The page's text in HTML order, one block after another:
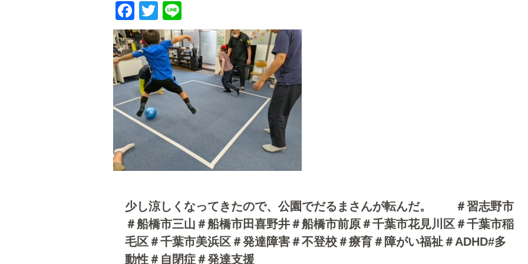
Facebook
Twitter
少し涼しくなってきたので、公園でだるまさんが転んだ。 ＃習志野市
＃船橋市三山＃船橋市田喜野井＃船橋市前原＃千葉市花見川区＃千葉市稲
毛区＃千葉市美浜区＃発達障害＃不登校＃療育＃障がい福祉＃ADHD#多
動性＃自閉症＃発達支援